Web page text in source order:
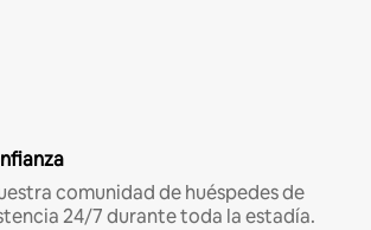
comunidad de huéspedes de
24/7 durante toda la estadía.